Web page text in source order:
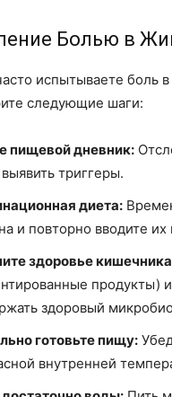
Болью в
испытываете боль
следующие шаги:
пищевой дневник:
триггеры.
диета:
и повторно вводите
здоровье
продукты)
здоровый
готовьте пищу:
внутренней